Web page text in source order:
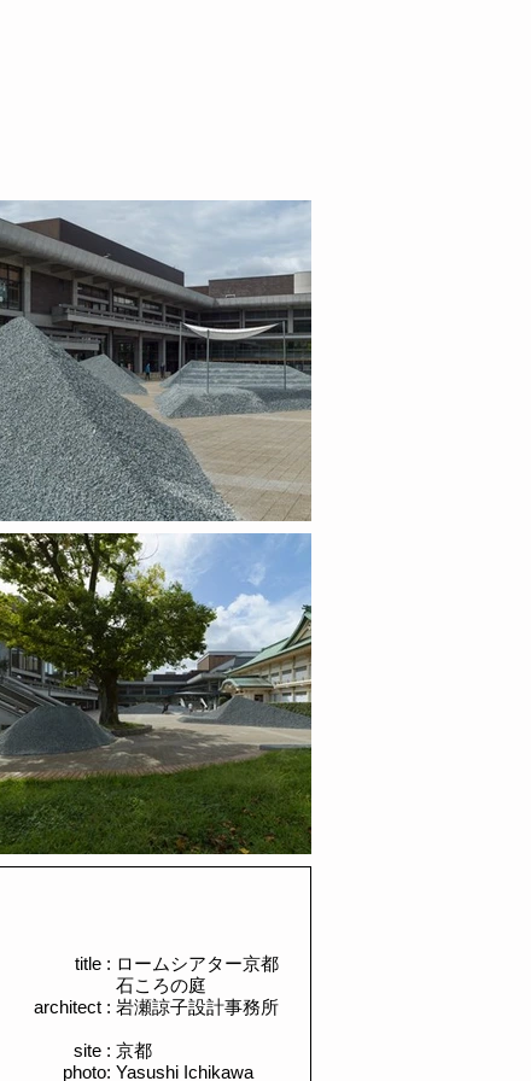
​ロームシアター京都
石ころの庭
岩瀬諒子設計事務所
​京都
Yasushi Ichikawa
title :
architect :
site :
photo: